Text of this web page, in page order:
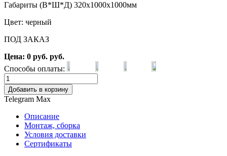
Габариты (В*Ш*Д) 320х1000х1000мм
Цвет: черный
ПОД ЗАКАЗ
Цена: 0 руб. руб.
Способы оплаты:
Добавить в корзину
Telegram Max
Описание
Монтаж, сборка
Условия доставки
Сертификаты